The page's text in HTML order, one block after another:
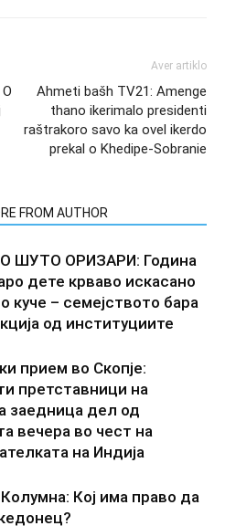
Aver artiklo
Ahmeti bašh TV21: Amenge
thano ikerimalo presidenti
raštrakoro savo ka ovel ikerdo
prekal o Khedipe-Sobranie
FROM AUTHOR
ШУТО ОРИЗАРИ: Година
дете крваво искасано
куче – семејството бара
од институциите
прием во Скопје:
претставници на
заедница дел од
вечера во чест на
на Индија
Кој има право да